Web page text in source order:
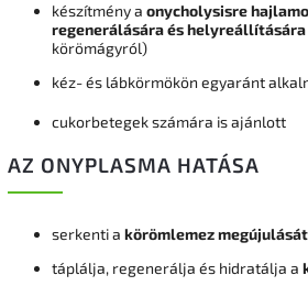
készítmény a onycholysisre
regenerálására és helyreállítására
körömágyról)
kéz- és lábkörmökön egyaránt
cukorbetegek számára is ajánlott
AZ ONYPLASMA HATÁSA
serkenti a körömlemez megújulását
táplálja, regenerálja és hidratálja a